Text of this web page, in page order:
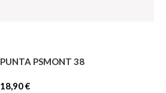
PUNTA PSMONT 38
18,90€